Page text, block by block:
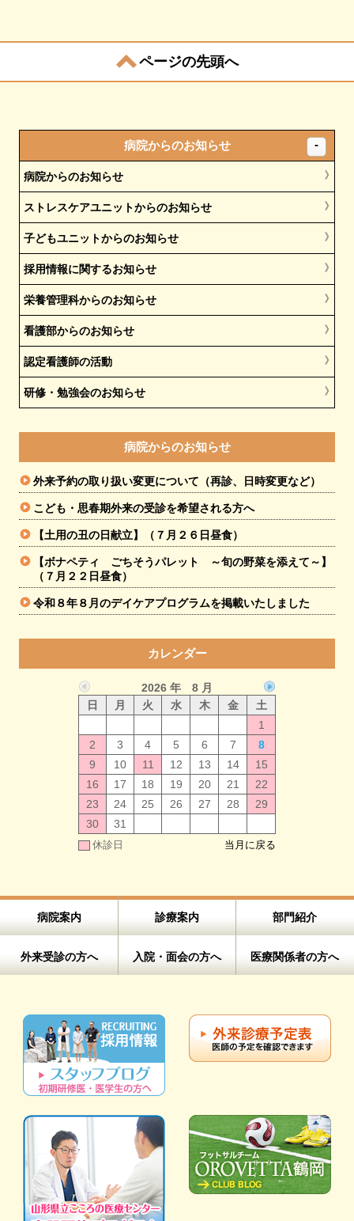
ページの先頭へ
病院からのお知らせ
病院からのお知らせ
ストレスケアユニットからのお知らせ
子どもユニットからのお知らせ
採用情報に関するお知らせ
栄養管理科からのお知らせ
看護部からのお知らせ
認定看護師の活動
研修・勉強会のお知らせ
病院からのお知らせ
外来予約の取り扱い変更について（再診、日時変更など）
こども・思春期外来の受診を希望される方へ
【土用の丑の日献立】（７月２６日昼食）
【ボナペティ ごちそうパレット ～旬の野菜を添えて～】
（７月２２日昼食）
令和８年８月のデイケアプログラムを掲載いたしました
カレンダー
2026 年 8 月
日
月 火 水 木 金
土
1
2
3 4 5 6 7
8
9
10 11 12 13 14
15
16
17 18 19 20 21
22
23
24 25 26 27 28
29
30
31
休診日 当月に戻る
病院案内 診療案内 部門紹介
外来受診の方へ 入院・面会の方へ 医療関係者の方へ